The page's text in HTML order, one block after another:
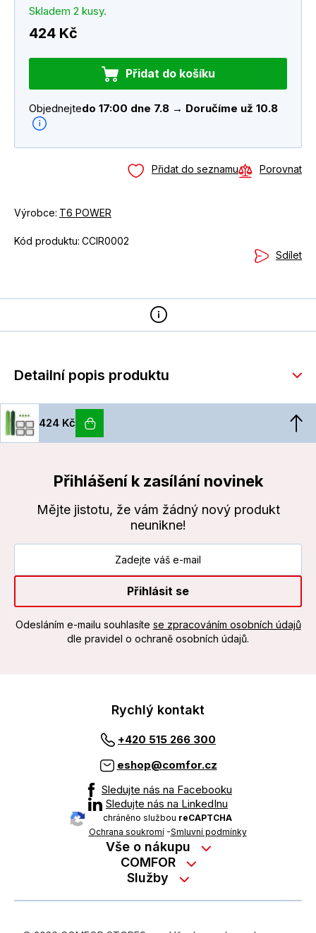
Skladem 2 kusy.
424 Kč
Přidat do košíku
Objednejtedo 17:00 dne 7.8 → Doručíme už 10.8
Přidat do seznamu Porovnat
Výrobce: T6 POWER
Kód produktu: CCIR0002
Sdílet
Detailní popis produktu
424 Kč
Přihlášení k zasílání novinek
Mějte jistotu, že vám žádný nový produkt
neunikne!
Přihlásit se
Odesláním e-mailu souhlasíte se zpracováním osobních údajů
dle pravidel o ochraně osobních údajů.
Rychlý kontakt
+420 515 266 300
eshop@comfor.cz
Sledujte nás na Facebooku
Sledujte nás na LinkedInu
chráněno službou reCAPTCHA
Ochrana soukromí-Smluvní podmínky
Vše o nákupu
Nákup na splátky
Možnosti platby
COMFOR
Kontakty
Kariéra
Služby